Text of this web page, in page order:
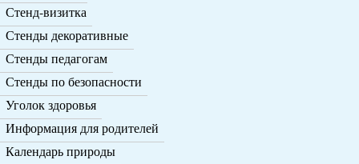
Стенд-визитка
Стенды декоративные
Стенды педагогам
Стенды по безопасности
Уголок здоровья
Информация для родителей
Календарь природы